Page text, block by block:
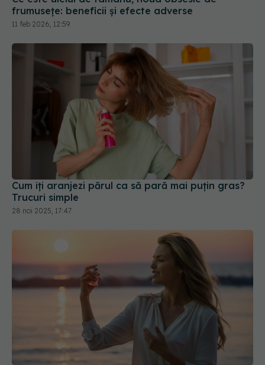
frumusețe: beneficii și efecte adverse
11 feb 2026, 12:59
Cum îți aranjezi părul ca să pară mai puțin gras?
Trucuri simple
28 noi 2025, 17:47